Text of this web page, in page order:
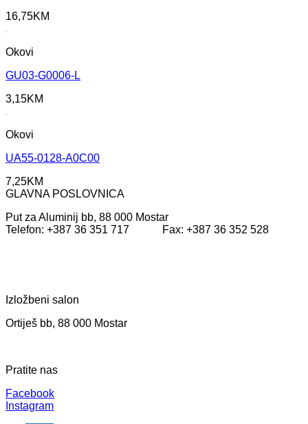
16,75KM
Okovi
GU03-G0006-L
3,15KM
Okovi
UA55-0128-A0C00
7,25KM
GLAVNA POSLOVNICA
Put za Aluminij bb, 88 000 Mostar
Telefon: +387 36 351 717 Fax: +387 36 352 528
Izložbeni salon
Ortiješ bb, 88 000 Mostar
Pratite nas
Facebook
Instagram